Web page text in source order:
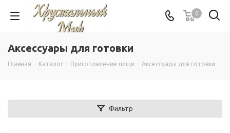
0
Аксессуары для готовки
Главная - Каталог - Приготовление пищи - Аксессуары для готовки
Фильтр